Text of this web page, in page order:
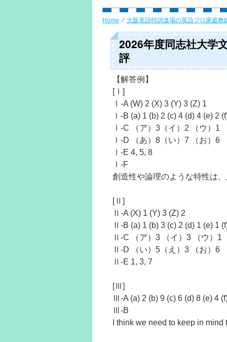
Home 大阪英語特訓道場の英語プロ家庭教
2026年度同志社大学
評
【解答例】
[Ⅰ]
Ⅰ-A (W) 2 (X) 3 (Y) 3 (Z) 1
Ⅰ-B (a) 1 (b) 2 (c) 4 (d) 4 (e) 2
Ⅰ-C （ア）3（イ）2 （ウ）1
Ⅰ-D （あ）8（い）7 （お）6
Ⅰ-E 4, 5, 8
Ⅰ-F
創造性や論理のような特性は
[Ⅱ]
Ⅱ-A (X) 1 (Y) 3 (Z) 2
Ⅱ-B (a) 1 (b) 3 (c) 2 (d) 1 (e) 1
Ⅱ-C （ア）3 （イ）3 （ウ）1
Ⅱ-D （い）5（え）3 （お）6
Ⅱ-E 1, 3, 7
[Ⅲ]
Ⅲ-A (a) 2 (b) 9 (c) 6 (d) 8 (e) 4
Ⅲ-B
I think we need to keep in